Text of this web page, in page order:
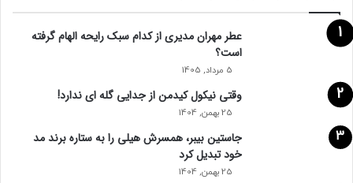
عطر مهران مدیری از کدام سبک رایحه الهام گرفته
است؟
5 مرداد, 1405
وقتی نیکول کیدمن از جدایی گله ای ندارد!
25 بهمن, 1404
جاستین بیبر، همسرش هیلی را به ستاره برند مد
خود تبدیل کرد
25 بهمن, 1404